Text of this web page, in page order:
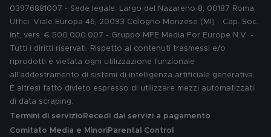
03976881007 - Sede legale: Largo del Nazareno 8, 00187 Roma.
Uffici: Viale Europa 46, 20093 Cologno Monzese (MI) - Cap. Soc.
int. vers. € 500.000.007 - Gruppo MFE Media For Europe N.V. -
Tutti i diritti riservati. Rispetto ai contenuti trasmessi e/o
riprodotti è vietata ogni utilizzazione funzionale
all'addestramento di sistemi di intelligenza artificiale generativa.
È altresì fatto divieto espresso di utilizzare mezzi automatizzati
di data scraping.
Termini di servizio Recedi dai servizi a pagamento
Comitato Media e MinoriParental Control